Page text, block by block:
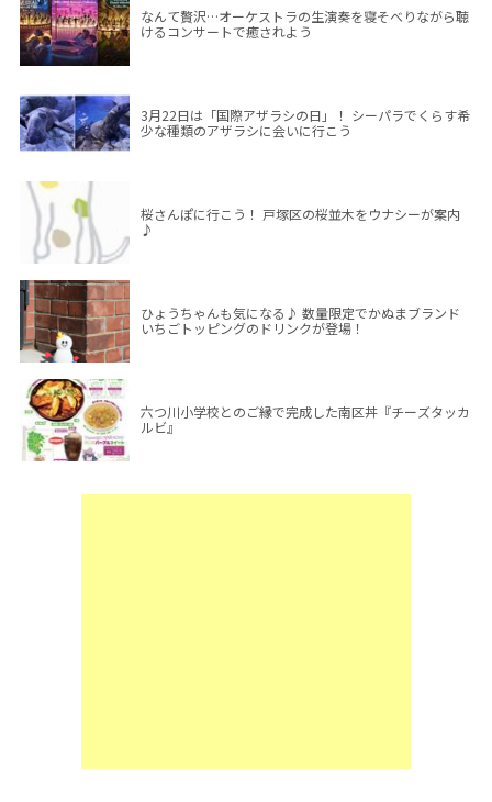
なんて贅沢…オーケストラの生演奏を寝そべりながら聴
けるコンサートで癒されよう
3月22日は「国際アザラシの日」！ シーパラでくらす希
少な種類のアザラシに会いに行こう
桜さんぽに行こう！ 戸塚区の桜並木をウナシーが案内
♪
ひょうちゃんも気になる♪ 数量限定でかぬまブランド
いちごトッピングのドリンクが登場！
六つ川小学校とのご縁で完成した南区丼『チーズタッカ
ルビ』